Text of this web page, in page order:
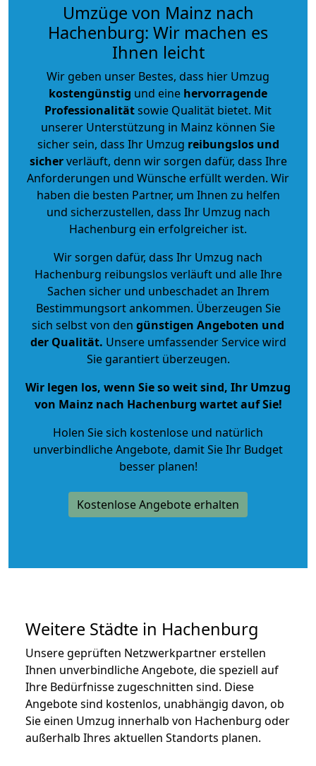
Umzüge von Mainz nach
Hachenburg: Wir machen es
Ihnen leicht
Wir geben unser Bestes, dass hier Umzug
kostengünstig und eine hervorragende
Professionalitätsowie Qualität bietet. Mit
unserer Unterstützung in Mainz können Sie
sicher sein, dass Ihr Umzug reibungslos und
sicherverläuft, denn wir sorgen dafür, dass Ihre
Anforderungen und Wünsche erfüllt werden. Wir
haben die besten Partner, um Ihnen zu helfen
und sicherzustellen, dass Ihr Umzug nach
Hachenburg ein erfolgreicher ist.
Wir sorgen dafür, dass Ihr Umzug nach
Hachenburg reibungslos verläuft und alle Ihre
Sachen sicher und unbeschadet an Ihrem
Bestimmungsort ankommen. Überzeugen Sie
sich selbst von den günstigen Angeboten und
der Qualität. Unsere umfassender Service wird
Sie garantiert überzeugen.
Wir legen los, wenn Sie so weit sind, Ihr Umzug
von Mainz nach Hachenburg wartet auf Sie!
Holen Sie sich kostenlose und natürlich
unverbindliche Angebote, damit Sie Ihr Budget
besser planen!
Kostenlose Angebote erhalten
Weitere Städte in Hachenburg
Unsere geprüften Netzwerkpartner erstellen
Ihnen unverbindliche Angebote, die speziell auf
Ihre Bedürfnisse zugeschnitten sind. Diese
Angebote sind kostenlos, unabhängig davon, ob
Sie einen Umzug innerhalb von Hachenburg oder
außerhalb Ihres aktuellen Standorts planen.